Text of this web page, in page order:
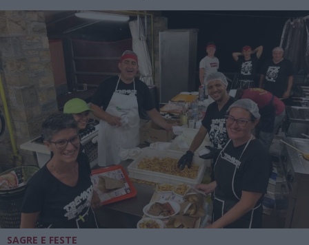
SAGRE E FESTE